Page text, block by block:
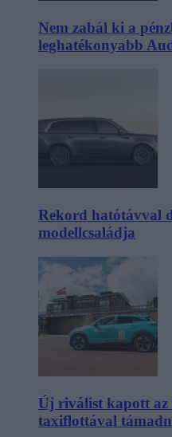
Nem zabál ki a
leghatékonyabb
Rekord hatótávval
modellcsaládja
Új riválist kapott az
taxiflottával